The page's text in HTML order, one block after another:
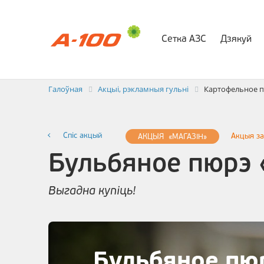
Сетка АЗС Дзякуй
Галоўная Акцыі, рэкламныя гульні Картофельное
Спiс акцый АКЦЫЯ «МАГАЗIН» Акцыя
Бульбяное пюрэ
Выгадна купіць!